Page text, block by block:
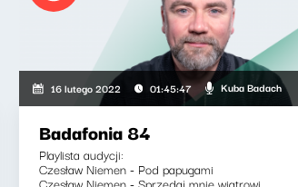
16 lutego 2022 01:45:47 Kuba Badach
Badafonia 84
Playlista audycji:
Czesław Niemen - Pod papugami
Czesław Niemen - Sprzedaj mnie wiatrowi